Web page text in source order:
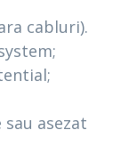
cabluri).
asezat